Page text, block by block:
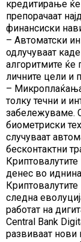
кредитирање ќе
препорачаат
финансиски
– Автоматски
одлучуваат
алгоритмите ќе
личните цели и
–
толку течни и
забележуваме.
биометриски
случуваат
бесконтактни
денес во
следна
работат на
Central Bank
развиваат нови